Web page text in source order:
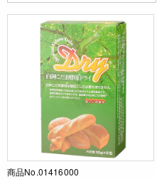
商品No.01416000